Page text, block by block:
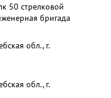
50 стрелковой
бригада
обл., г.
обл., г.